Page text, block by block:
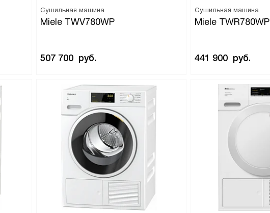
Сушильная машина
Miele TWV780WP
507 700 руб.
Сушильная машина
Miele TWR780WP
441 900 руб.